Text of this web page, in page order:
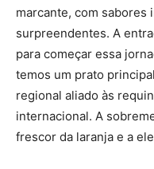
marcante, com sabores
surpreendentes. A
para começar essa
temos um prato
regional aliado às
internacional. A
frescor da laranja e a